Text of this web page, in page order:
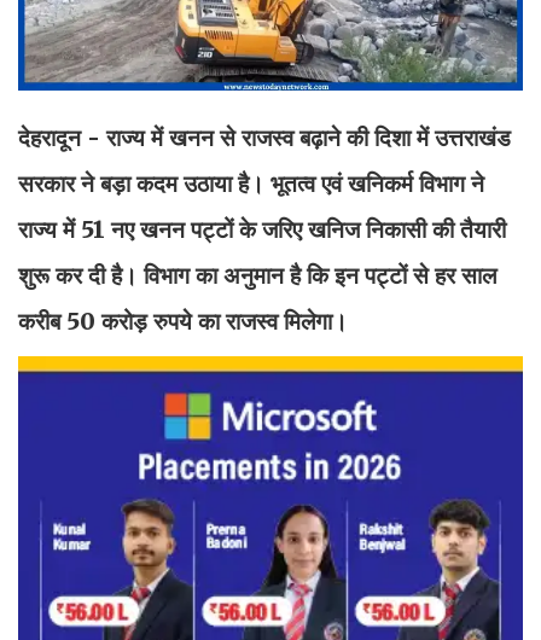
देहरादून - राज्य में खनन से राजस्व बढ़ाने की दिशा में उत्तराखंड
सरकार ने बड़ा कदम उठाया है। भूतत्व एवं खनिकर्म विभाग ने
राज्य में 51 नए खनन पट्टों के जरिए खनिज निकासी की तैयारी
शुरू कर दी है। विभाग का अनुमान है कि इन पट्टों से हर साल
करीब 50 करोड़ रुपये का राजस्व मिलेगा।